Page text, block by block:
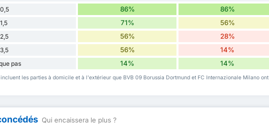
86% 86%
71% 56%
56% 28%
56% 14%
pas 14% 14%
les parties à domicile et à l'extérieur que BVB 09 Borussia Dortmund et FC Internazionale Milano ont
Qui encaissera le plus ?